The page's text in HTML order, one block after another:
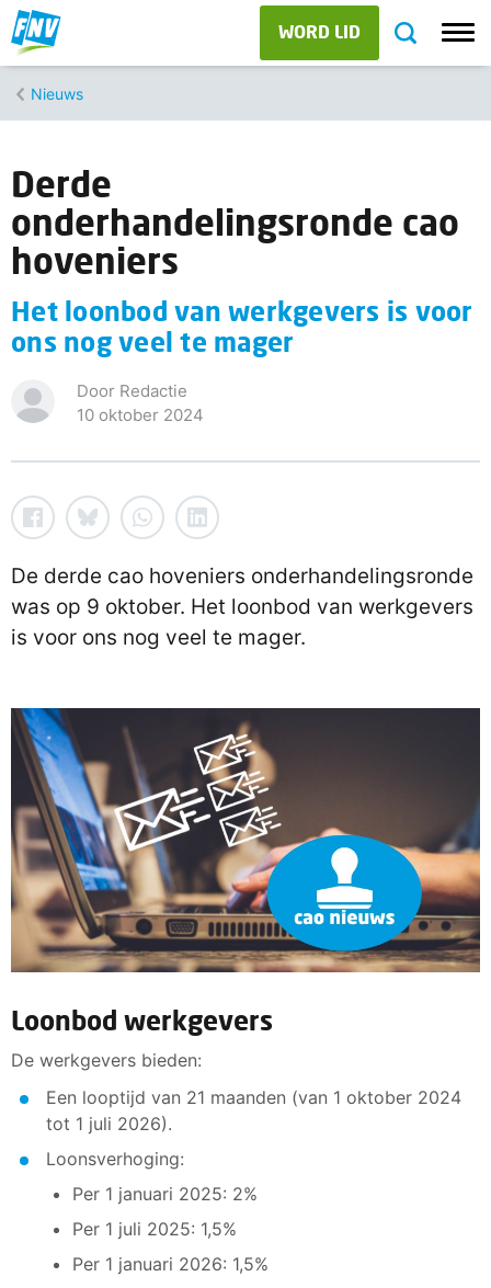
WORD LID
Nieuws
Derde
onderhandelingsronde cao
hoveniers
Het loonbod van werkgevers is voor
ons nog veel te mager
Door Redactie
10 oktober 2024
De derde cao hoveniers onderhandelingsronde
was op 9 oktober. Het loonbod van werkgevers
is voor ons nog veel te mager.
Loonbod werkgevers
De werkgevers bieden:
Een looptijd van 21 maanden (van 1 oktober 2024
tot 1 juli 2026).
Loonsverhoging:
Per 1 januari 2025: 2%
Per 1 juli 2025: 1,5%
Per 1 januari 2026: 1,5%